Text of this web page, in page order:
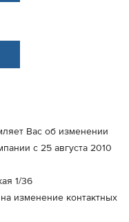
Вас об изменении
с 25 августа 2010
1/36
изменение контактных